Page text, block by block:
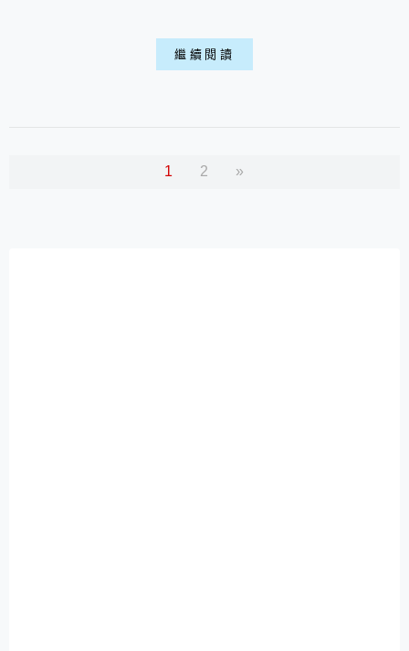
一點都不油，還有明太子玉子燒更是讓人停不下筷
子，是個宵夜的好選擇喵。 一、店家環境: ▶
繼續閱讀
1 2 »